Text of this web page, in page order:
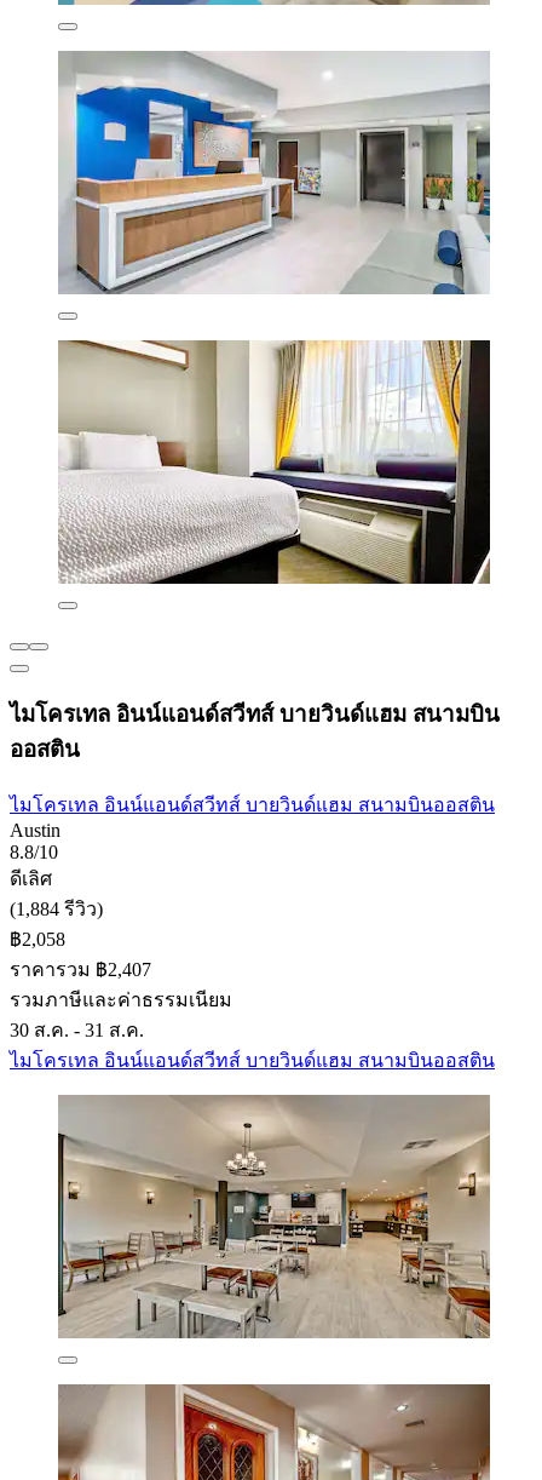
ไมโครเทล อินน์แอนด์สวีทส์ บายวินด์แฮม สนามบิน
ออสติน
ไมโครเทล อินน์แอนด์สวีทส์ บายวินด์แฮม สนามบินออสติน
Austin
8.8/10
ดีเลิศ
(1,884 รีวิว)
฿2,058
ราคารวม ฿2,407
รวมภาษีและค่าธรรมเนียม
30 ส.ค. - 31 ส.ค.
ไมโครเทล อินน์แอนด์สวีทส์ บายวินด์แฮม สนามบินออสติน